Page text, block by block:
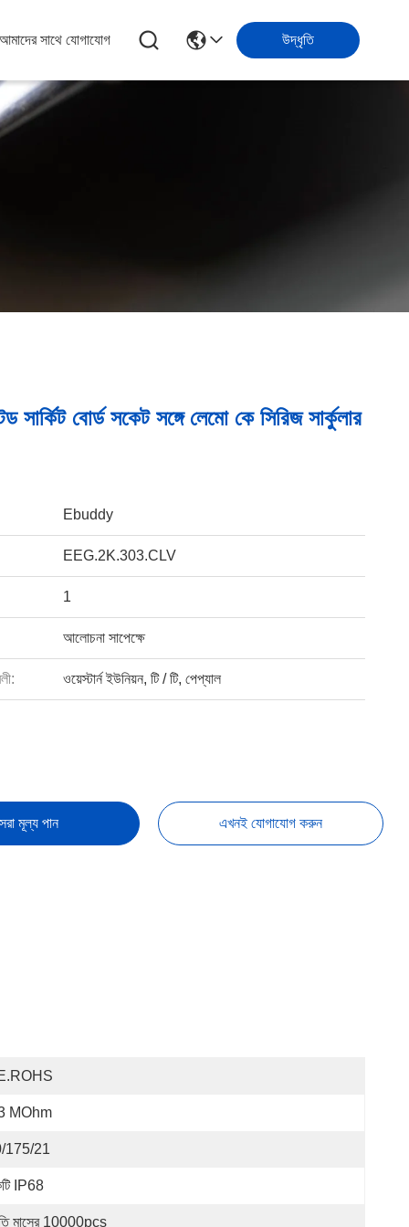
আমাদের সাথে যোগাযোগ উদ্ধৃতি
সার্কিট বোর্ড সকেট সঙ্গে লেমো কে সিরিজ সার্কুলার
Ebuddy
EEG.2K.303.CLV
1
আলোচনা সাপেক্ষে
ওয়েস্টার্ন ইউনিয়ন, টি / টি, পেপ্যাল
মূল্য পান এখনই যোগাযোগ করুন
MOhm
175/21
IP68
মাসের 10000pcs